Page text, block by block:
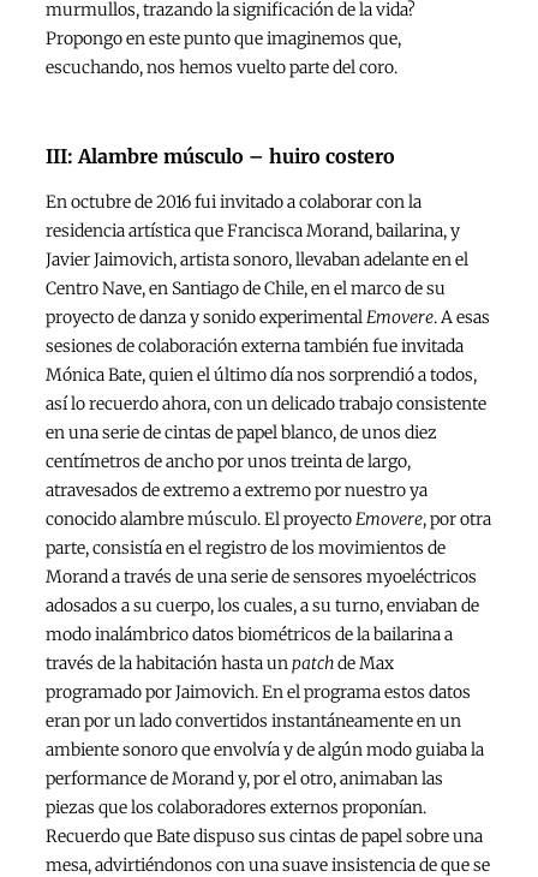
murmullos, trazando la significación de la vida?
Propongo en este punto que imaginemos que,
escuchando, nos hemos vuelto parte del coro.
III: Alambre músculo – huiro costero
En octubre de 2016 fui invitado a colaborar con la
residencia artística que Francisca Morand, bailarina, y
Javier Jaimovich, artista sonoro, llevaban adelante en el
Centro Nave, en Santiago de Chile, en el marco de su
proyecto de danza y sonido experimental Emovere. A esas
sesiones de colaboración externa también fue invitada
Mónica Bate, quien el último día nos sorprendió a todos,
así lo recuerdo ahora, con un delicado trabajo consistente
en una serie de cintas de papel blanco, de unos diez
centímetros de ancho por unos treinta de largo,
atravesados de extremo a extremo por nuestro ya
conocido alambre músculo. El proyecto Emovere, por otra
parte, consistía en el registro de los movimientos de
Morand a través de una serie de sensores myoeléctricos
adosados a su cuerpo, los cuales, a su turno, enviaban de
modo inalámbrico datos biométricos de la bailarina a
través de la habitación hasta un patchde Max
programado por Jaimovich. En el programa estos datos
eran por un lado convertidos instantáneamente en un
ambiente sonoro que envolvía y de algún modo guiaba la
performance de Morand y, por el otro, animaban las
piezas que los colaboradores externos proponían.
Recuerdo que Bate dispuso sus cintas de papel sobre una
mesa, advirtiéndonos con una suave insistencia de que se